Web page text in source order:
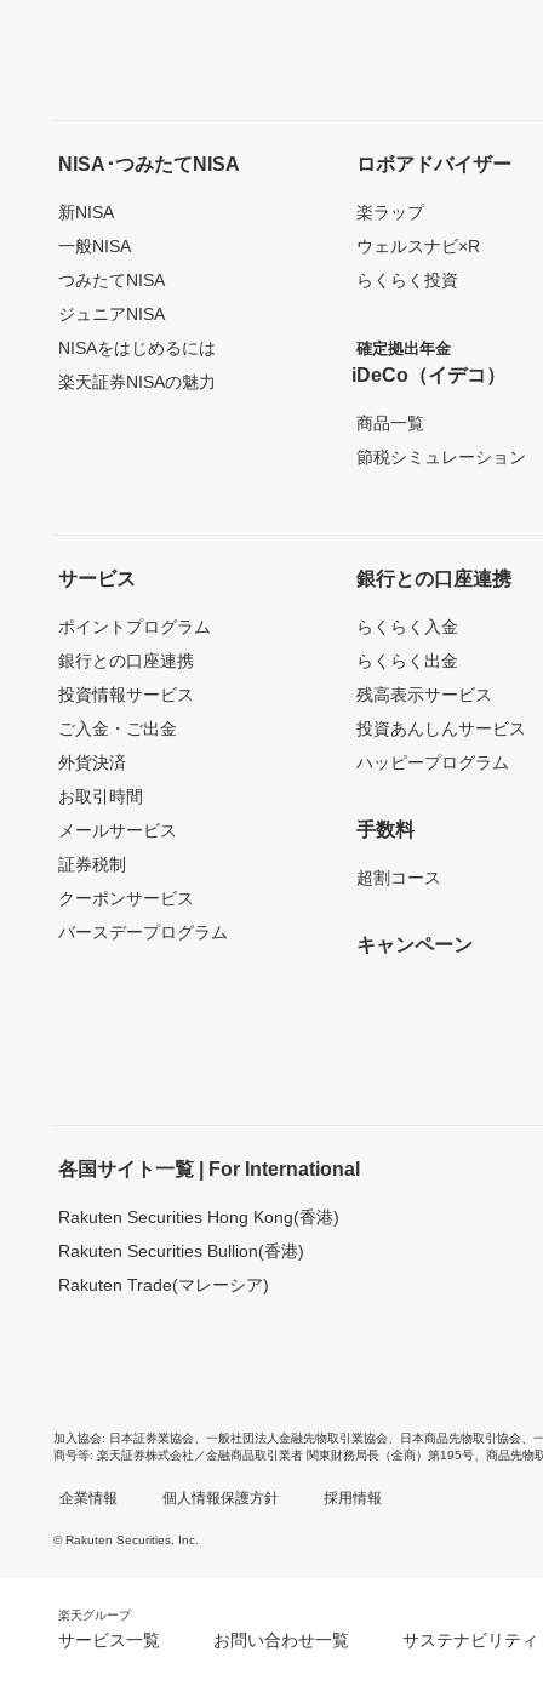
NISA･つみたてNISA
新NISA
一般NISA
つみたてNISA
ジュニアNISA
NISAをはじめるには
楽天証券NISAの魅力
ロボアドバイザー
楽ラップ
ウェルスナビ×R
らくらく投資
確定拠出年金
iDeCo（イデコ）
商品一覧
節税シミュレーション
サービス
ポイントプログラム
銀行との口座連携
投資情報サービス
ご入金・ご出金
外貨決済
お取引時間
メールサービス
証券税制
クーポンサービス
バースデープログラム
銀行との口座連携
らくらく入金
らくらく出金
残高表示サービス
投資あんしんサービス
ハッピープログラム
手数料
超割コース
キャンペーン
各国サイト一覧 | For International
Rakuten Securities Hong Kong(香港)
Rakuten Securities Bullion(香港)
Rakuten Trade(マレーシア)
加入協会 日本証券業協会 一般社団法人金融先物取引業協会 日本商品先物取引協会
商号等 楽天証券株式会社／金融商品取引業者 関東財務局長（金商）第195号、商品先物
企業情報 個人情報保護方針 採用情報
© Rakuten Securities, Inc.
楽天グループ
サービス一覧 お問い合わせ一覧 サステナビリティ